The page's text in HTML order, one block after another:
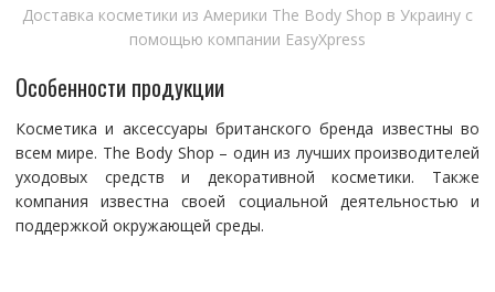
Доставка косметики из Америки The Body Shop в Украину с
помощью компании EasyXpress
Особенности продукции
Косметика и аксессуары британского бренда известны во
всем мире. The Body Shop – один из лучших производителей
уходовых средств и декоративной косметики. Также
компания известна своей социальной деятельностью и
поддержкой окружающей среды.